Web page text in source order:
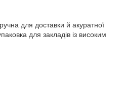
для доставки й акуратної
для закладів із високим